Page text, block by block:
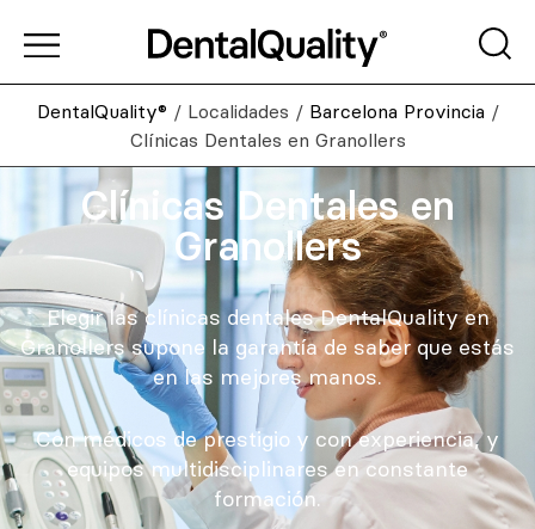
DentalQuality® / Localidades / Barcelona Provincia /
Clínicas Dentales en Granollers
Clínicas Dentales en
Granollers
Elegir las clínicas dentales DentalQuality en
Granollers supone la garantía de saber que estás
en las mejores manos.
Con médicos de prestigio y con experiencia, y
equipos multidisciplinares en constante
formación.